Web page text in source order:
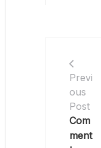
Previ
ous
Post
Com
ment